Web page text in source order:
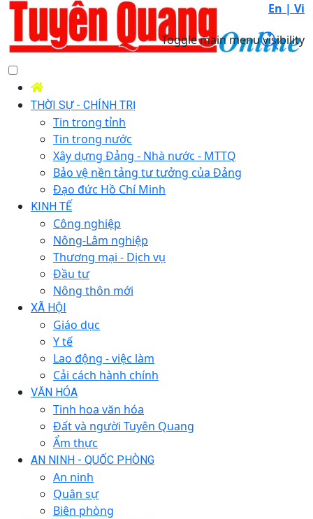
En | Vi
Toggle main menu visibility
THỜI SỰ - CHÍNH TRỊ
Tin trong tỉnh
Tin trong nước
Xây dựng Đảng - Nhà nước - MTTQ
Bảo vệ nền tảng tư tưởng của Đảng
Đạo đức Hồ Chí Minh
KINH TẾ
Công nghiệp
Nông-Lâm nghiệp
Thương mại - Dịch vụ
Đầu tư
Nông thôn mới
XÃ HỘI
Giáo dục
Y tế
Lao động - việc làm
Cải cách hành chính
VĂN HÓA
Tinh hoa văn hóa
Đất và người Tuyên Quang
Ẩm thực
AN NINH - QUỐC PHÒNG
An ninh
Quân sự
Biên phòng